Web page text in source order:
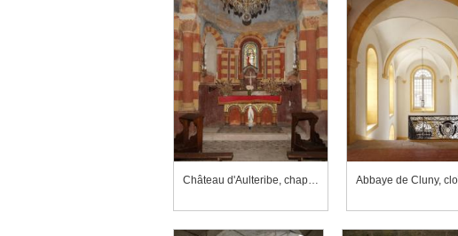
Château d'Aulteribe, chapelle, l'abside